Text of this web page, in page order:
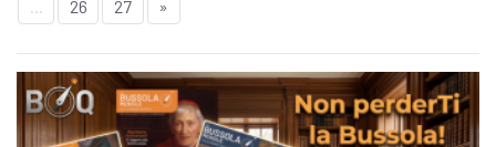
26 27 »